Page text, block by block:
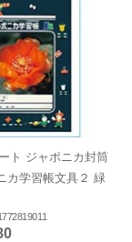
ト ジャポニカ封筒
学習帳文具２ 緑